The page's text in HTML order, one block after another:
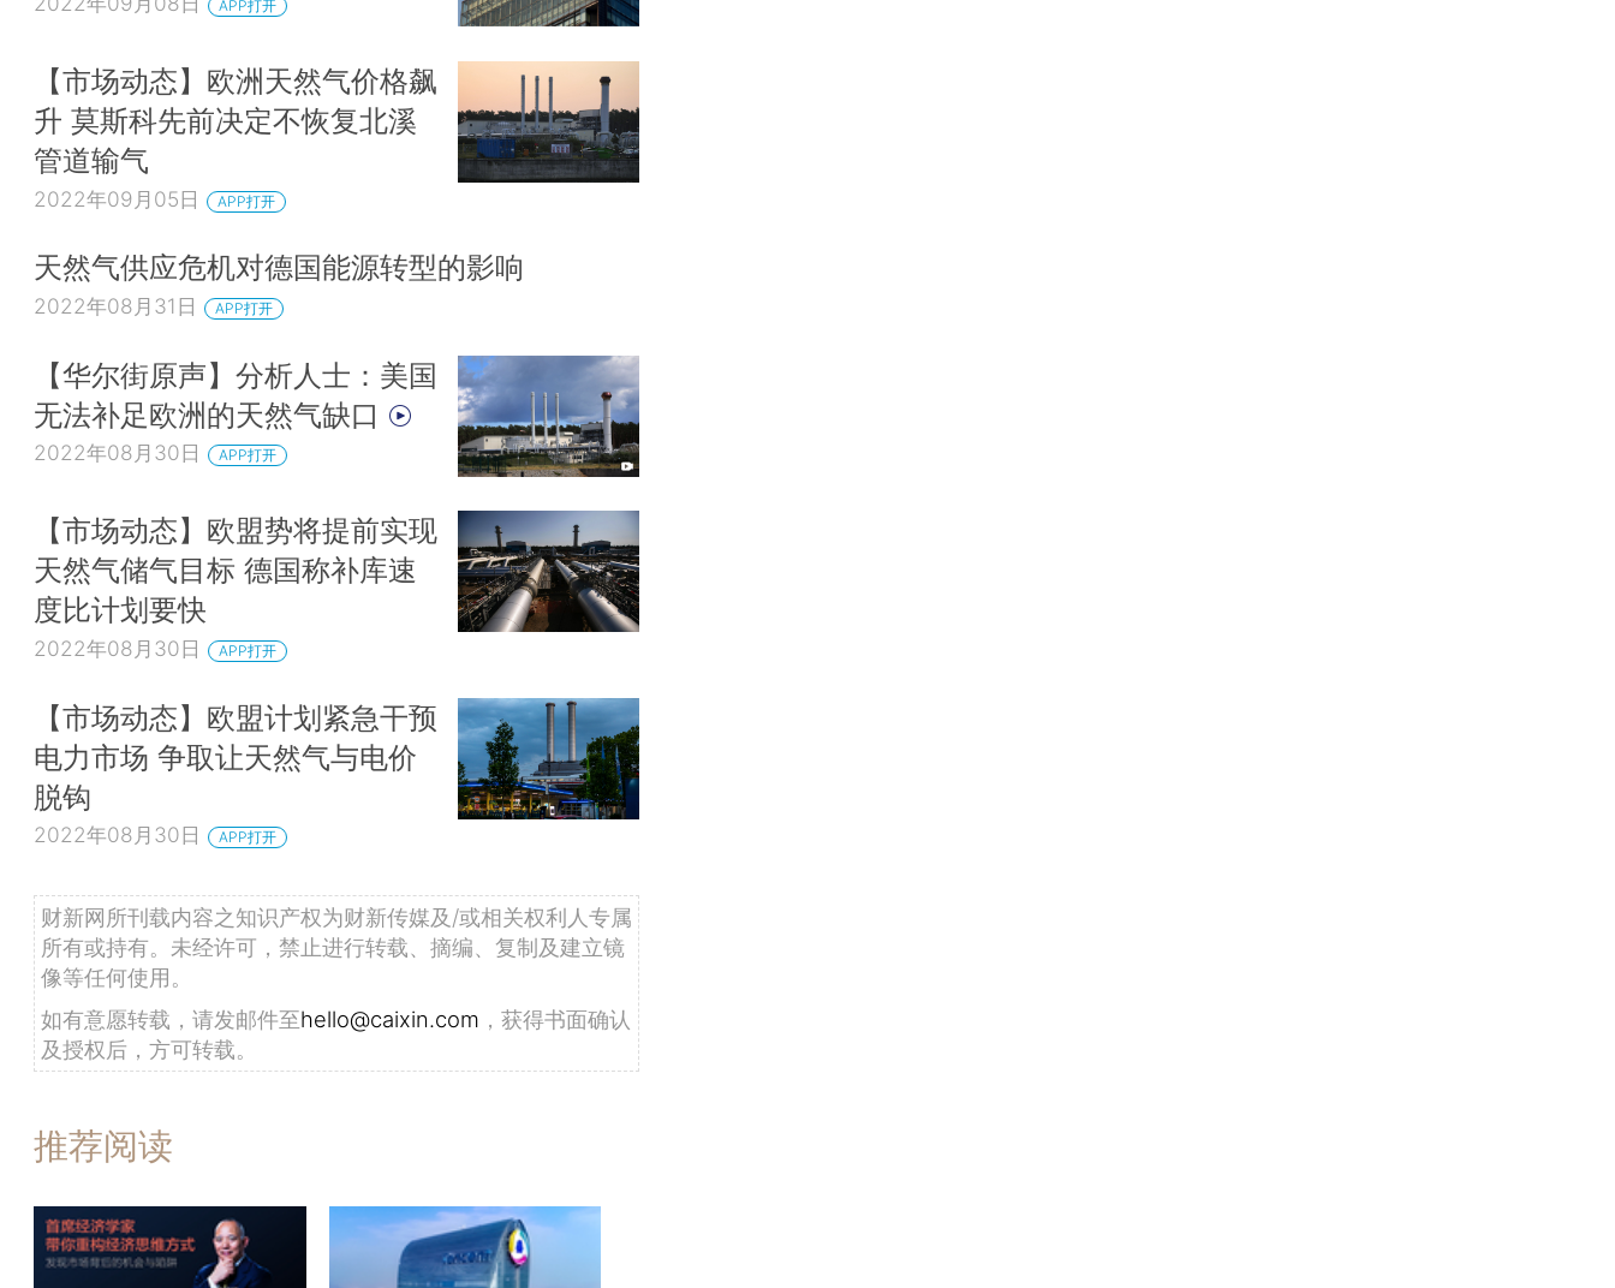
APP打开
【市场动态】欧洲天然气价格飙
升 莫斯科先前决定不恢复北溪
管道输气
2022年09月05日 APP打开
天然气供应危机对德国能源转型的影响
2022年08月31日 APP打开
【华尔街原声】分析人士：美国
无法补足欧洲的天然气缺口
2022年08月30日 APP打开
【市场动态】欧盟势将提前实现
天然气储气目标 德国称补库速
度比计划要快
2022年08月30日 APP打开
【市场动态】欧盟计划紧急干预
电力市场 争取让天然气与电价
脱钩
2022年08月30日 APP打开
财新网所刊载内容之知识产权为财新传媒及/或相关权利人专属
所有或持有。未经许可，禁止进行转载、摘编、复制及建立镜
像等任何使用。
如有意愿转载，请发邮件至hello@caixin.com ，获得书面确认
及授权后，方可转载。
推荐阅读